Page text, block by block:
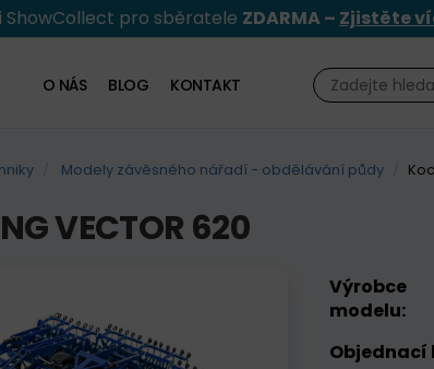
ShowCollect pro sběratele ZDARMA – Zjistěte
O NÁS BLOG KONTAKT
Modely závěsného nářadí - obdělávání půdy
VECTOR 620
Výrobce
modelu:
Objednací